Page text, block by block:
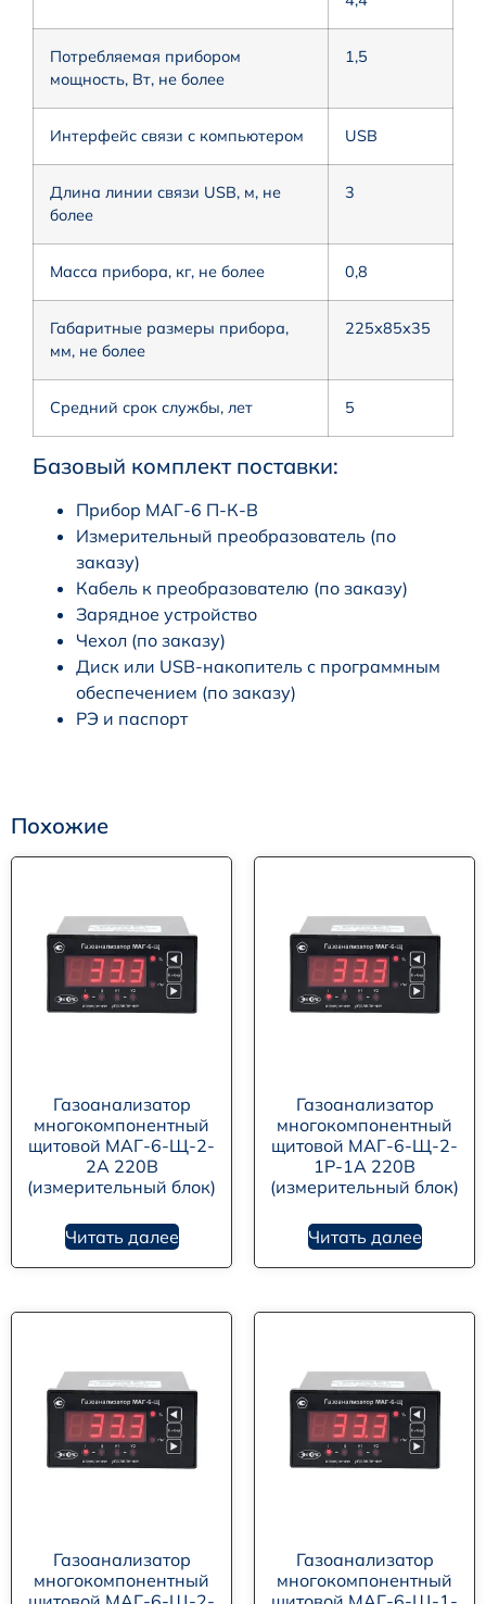
Потребляемая прибором
мощность, Вт, не более
1,5
Интерфейс связи с компьютером USB
Длина линии связи USB, м, не
более
3
Масса прибора, кг, не более 0,8
Габаритные размеры прибора,
мм, не более
225х85х35
Средний срок службы, лет 5
Базовый комплект поставки:
Прибор МАГ-6 П-К-В
Измерительный преобразователь (по
заказу)
Кабель к преобразователю (по заказу)
Зарядное устройство
Чехол (по заказу)
Диск или USB-накопитель с программным
обеспечением (по заказу)
РЭ и паспорт
Похожие
Газоанализатор
многокомпонентный
щитовой МАГ-6-Щ-2-
2А 220В
(измерительный блок)
Читать далее
Газоанализатор
многокомпонентный
щитовой МАГ-6-Щ-2-
1Р-1А 220В
(измерительный блок)
Читать далее
Газоанализатор
многокомпонентный
Газоанализатор
многокомпонентный